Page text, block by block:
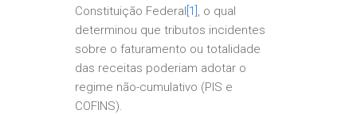
Constituição Federal [1] , o qual
determinou que tributos incidentes
sobre o faturamento ou totalidade
das receitas poderiam adotar o
regime não-cumulativo (PIS e
COFINS).